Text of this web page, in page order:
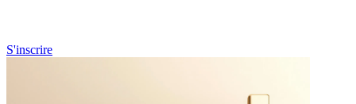
S'inscrire